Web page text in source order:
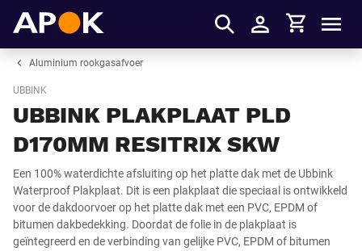
Inloggen
Winkelmandje
Aluminium rookgasafvoer
UBBINK
UBBINK PLAKPLAAT PLD
D170MM RESITRIX SKW
Een 100% waterdichte afsluiting op het platte dak met de Ubbink
Waterproof Plakplaat. Dit is een plakplaat die speciaal is ontwikkeld
voor de dakdoorvoer op het platte dak met een PVC, EPDM of
bitumen dakbedekking. Doordat de folie in de plakplaat is
geïntegreerd en de verbinding van gelijke PVC, EPDM of bitumen